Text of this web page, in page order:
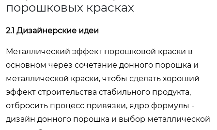
порошковых красках
2.1 Дизайнерские идеи
Металлический эффект порошковой краски в
основном через сочетание донного порошка и
металлической краски, чтобы сделать хороший
эффект строительства стабильного продукта,
отбросить процесс привязки, ядро формулы -
дизайн донного порошка и выбор металлической